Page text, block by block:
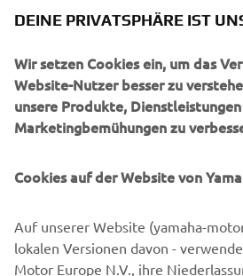
baut Segelyachten und Motorboote,
unübertroffener Seetüchtigkeit.
Linien und einem zeitlosen Stil.
Komfort an Bord stehen, bei denen
außergewöhnliche Komfort bis ins
durchdacht wurden. Jeanneau
Moment der Freude, der zugänglich
DEINE PRIVATSPHÄRE IST
Wir setzen Cookies ein, um das
Website-Nutzer besser zu
unsere Produkte,
Marketingbemühungen zu
Cookies auf der Website von
Auf unserer Website (yamaha-
lokalen Versionen davon -
Motor Europe N.V., ihre